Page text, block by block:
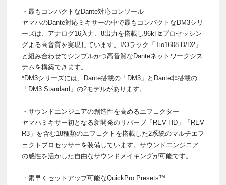
・最もコンパクトなDante対応コンソール
ヤマハのDante対応ミキサーの中で最もコンパクトなDM3シリ
ーズは、アナログ16入力、8出力を搭載し96kHzプロセッシン
グよる高音質を実現しています。I/Oラック「Tio1608-D/D2」
と組み合わせてシンプルかつ高音質なDanteネットワークシス
テムを構築できます。
*DM3シリーズには、Dante搭載の「DM3」とDante非搭載の
「DM3 Standard」の2モデルがあります。
・サウンドエンジニアの創造性を高めるエフェクター
ヤマハミキサー初となる新開発のリバーブ「REV HD」「REV
R3」を含む18種類のエフェクトを搭載した2系統のマルチエフ
ェクトプロセッサーを装備しています。サウンドエンジニア
の感性を活かした自由なサウンドメイキングが可能です。
・素早くセットアップ可能なQuickPro Presets™